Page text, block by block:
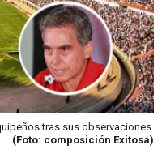
tras sus observaciones.
(Foto: composición Exitosa)